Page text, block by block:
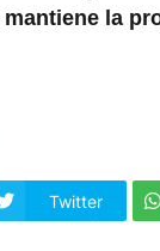
mantiene la
Twitter